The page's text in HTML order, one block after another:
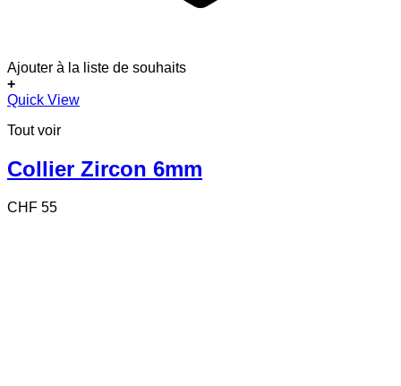
Ajouter à la liste de souhaits
+
Quick View
Tout voir
Collier Zircon 6mm
CHF 55